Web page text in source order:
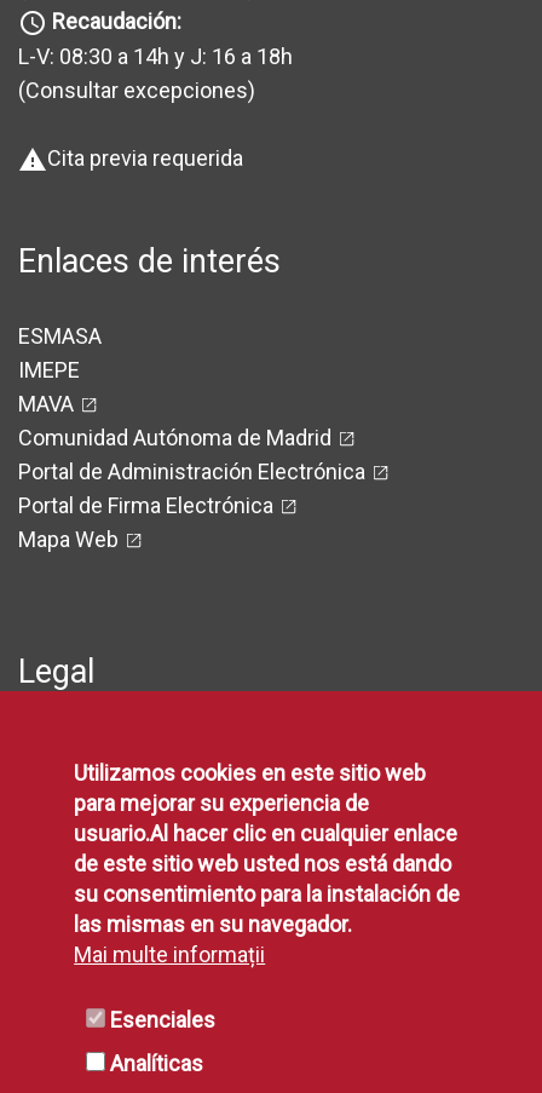
query_builder Recaudación:
L-V: 08:30 a 14h y J: 16 a 18h
(Consultar excepciones)
warningCita previa requerida
Enlaces de interés
ESMASA
IMEPE
MAVA
Comunidad Autónoma de Madrid
Portal de Administración Electrónica
Portal de Firma Electrónica
Mapa Web
Legal
Política de Privacidad
Aviso Legal
Disponibilidad
Declaración de Accesibilidad
Política de Cookies
Utilizamos cookies en este sitio web
para mejorar su experiencia de
usuario.Al hacer clic en cualquier enlace
de este sitio web usted nos está dando
su consentimiento para la instalación de
las mismas en su navegador.
Mai multe informații
Esenciales
Analíticas